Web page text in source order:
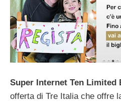
Super Internet Ten Limited
offerta di Tre Italia che offre